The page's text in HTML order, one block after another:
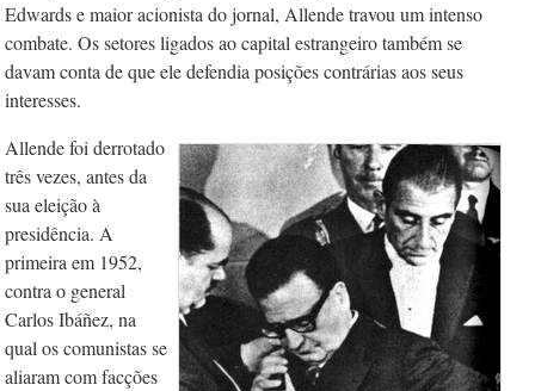
Edwards e maior acionista do jornal, Allende travou um intenso
combate. Os setores ligados ao capital estrangeiro também se
davam conta de que ele defendia posições contrárias aos seus
interesses.
Allende foi derrotado
três vezes, antes da
sua eleição à
presidência. A
primeira em 1952,
contra o general
Carlos Ibáñez, na
qual os comunistas se
aliaram com facções